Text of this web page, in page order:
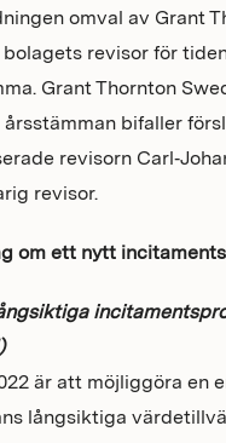
omval av Grant
bolagets revisor för
Grant Thornton
bifaller
revisorn
revisor.
om ett nytt
är att möjliggöra en
långsiktiga